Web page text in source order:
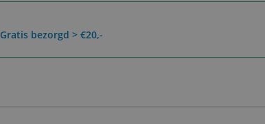
bezorgd > €20,-